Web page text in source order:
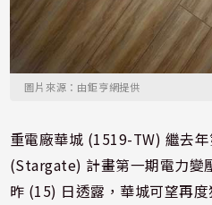
圖片來源：由鉅亨網提供
重電廠華城 (1519-TW) 繼去
(Stargate) 計畫第一期電力變
昨 (15) 日透露，華城可望再